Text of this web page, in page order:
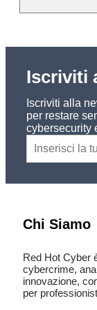
Iscriviti
Iscriviti alla
per restare
cybersecurity
Chi Siamo
Red Hot Cyber
cybercrime,
innovazione,
per